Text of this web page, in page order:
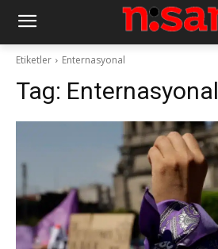
Etiketler Enternasyonal
Tag: Enternasyonal